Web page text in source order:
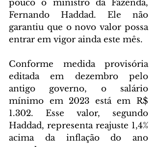
pouco o ministro da Fazenda,
Fernando Haddad. Ele não
garantiu que o novo valor possa
entrar em vigor ainda este mês.
Conforme medida provisória
editada em dezembro pelo
antigo governo, o salário
mínimo em 2023 está em R$
1.302. Esse valor, segundo
Haddad, representa reajuste 1,4%
acima da inflação do ano